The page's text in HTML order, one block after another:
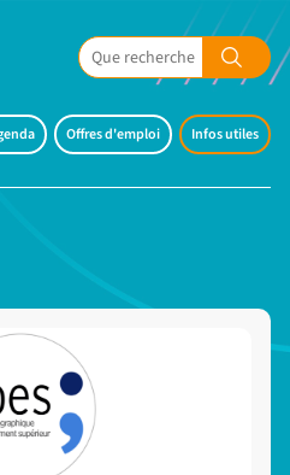
Offres d'emploi Infos utiles